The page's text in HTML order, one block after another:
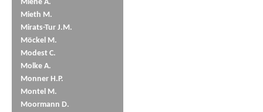
Miene A.
Mieth M.
Mirats-Tur J.M.
Möckel M.
Modest C.
Molke A.
Monner H.P.
Montel M.
Moormann D.